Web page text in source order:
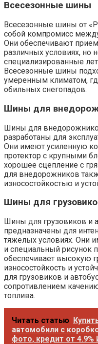
Всесезонные шины
Всесезонные шины от
собой компромисс
Они обеспечивают
различных условиях, но
специализированные
Всесезонные шины
умеренным климатом,
обильных снегопадов.
Шины для
Шины для
разработаны для
Они имеют усиленную
протектор с крупными
хорошее сцепление с
для внедорожников
износостойкостью и
Шины для
Шины для грузовиков и
предназначены для
тяжелых условиях. Они
и специальный рисунок
обеспечивает высокую
износостойкость и
для грузовиков и
сопротивлением
топлива.
Читать статью
автомобили с
фото, кредит от 4.9%